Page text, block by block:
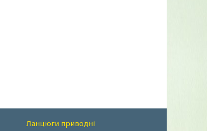
Ланцюги приводні